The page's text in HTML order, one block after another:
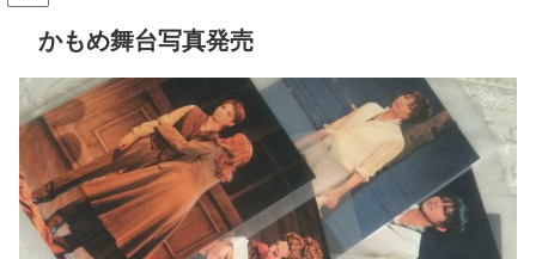
かもめ舞台写真発売